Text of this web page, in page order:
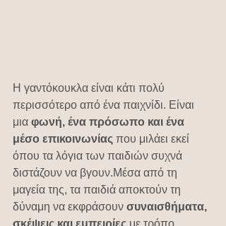
Η γαντόκουκλα είναι κάτι πολύ
περισσότερο από ένα παιχνίδι. Είναι
μια φωνή, ένα πρόσωπο και ένα
μέσο επικοινωνίας που μιλάει εκεί
όπου τα λόγια των παιδιών συχνά
διστάζουν να βγουν.Μέσα από τη
μαγεία της, τα παιδιά αποκτούν τη
δύναμη να εκφράσουν συναισθήματα,